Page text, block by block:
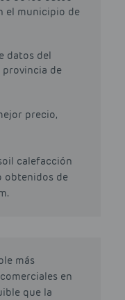
el municipio de
datos del
provincia de
precio,
calefacción
obtenidos de
más
en
que la